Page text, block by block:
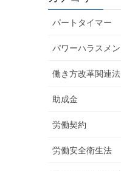
パートタイマー
パワーハラスメン
働き方改革関連法
助成金
労働契約
労働安全衛生法